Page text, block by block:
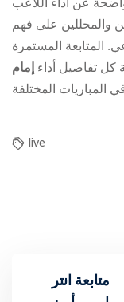
والمحللين على فهم
المتابعة المستمرة
كل تفاصيل أداء إمام
live
متابعة انتر